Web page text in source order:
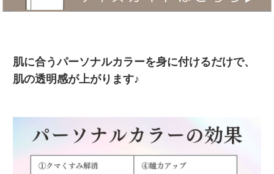
肌に合うパーソナルカラーを身に付けるだけで、
肌の透明感が上がります♪